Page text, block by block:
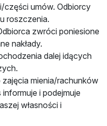
części umów. Odbiorcy
roszczenia.
zwróci poniesione
nakłady.
dalej idących
zajęcia mienia/rachunków
i podejmuje
własności i